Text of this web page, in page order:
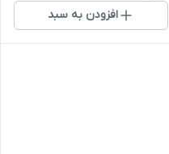
افزودن به سبد